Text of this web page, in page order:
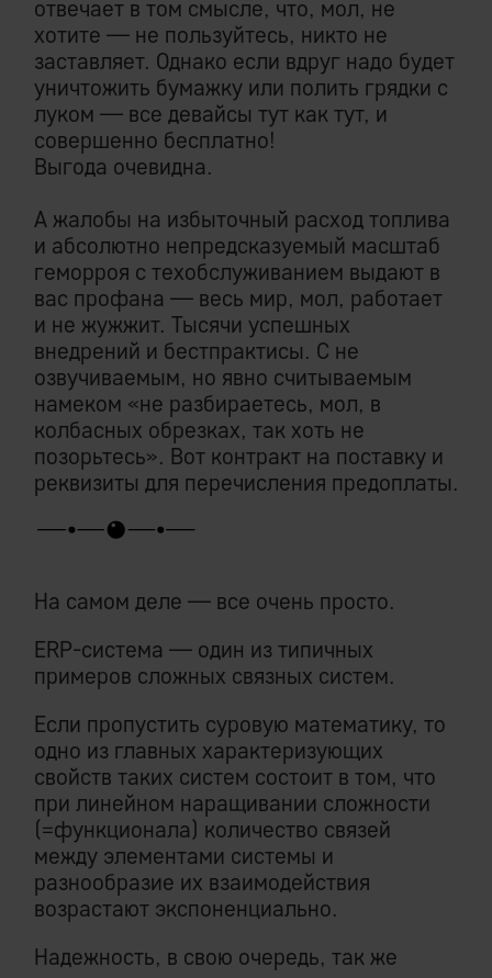
отвечает в том смысле, что, мол, не
хотите — не пользуйтесь, никто не
заставляет. Однако если вдруг надо будет
уничтожить бумажку или полить грядки с
луком — все девайсы тут как тут, и
совершенно бесплатно!
​Выгода очевидна.
А жалобы на избыточный расход топлива
и абсолютно непредсказуемый масштаб
геморроя с техобслуживанием выдают в
вас профана — весь мир, мол, работает
и не жужжит. Тысячи успешных
внедрений и бестпрактисы. С не
озвучиваемым, но явно считываемым
намеком «не разбираетесь, мол, в
колбасных обрезках, так хоть не
позорьтесь». Вот контракт на поставку и
реквизиты для перечисления предоплаты.
На самом деле — все очень просто.
ERP-система — один из типичных
примеров сложных связных систем.
Если пропустить суровую математику, то
одно из главных характеризующих
свойств таких систем состоит в том, что
при линейном наращивании сложности
(=функционала) количество связей
между элементами системы и
разнообразие их взаимодействия
возрастают экспоненциально.
Надежность, в свою очередь, так же